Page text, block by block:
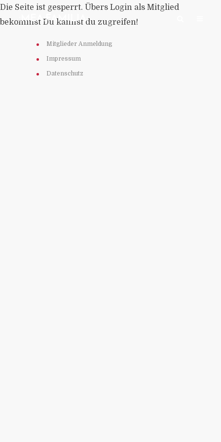
:MEA:FAMILIA:
Die Seite ist gesperrt. Übers Login als Mitglied
bekommst Du kannst du zugreifen!
Mitglieder Anmeldung
Impressum
Datenschutz